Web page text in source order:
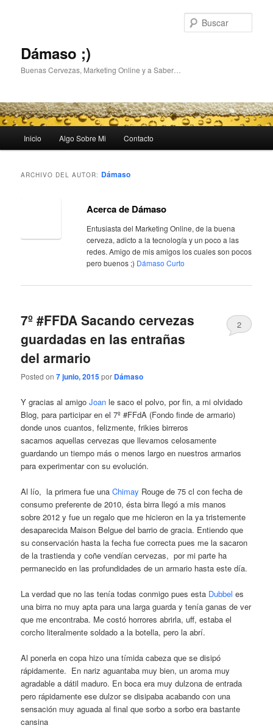
Dámaso ;)
Buenas Cervezas, Marketing Online y a Saber…
Ir
Ir
Inicio Algo Sobre Mi Contacto
ARCHIVO DEL AUTOR: Dámaso
Acerca de Dámaso
Entusiasta del Marketing Online, de la buena
cerveza, adicto a la tecnología y un poco a las
redes. Amigo de mis amigos los cuales son pocos
pero buenos ;) Dámaso Curto
7º #FFDA Sacando cervezas
guardadas en las entrañas
del armario
Posted on7 junio, 2015por Dámaso
2
Y gracias al amigoJoan le saco el polvo, por fin, a mi olvidado
Blog, para participar en el 7º #FFdA (Fondo finde de armario)
donde unos cuantos, felizmente, frikies birreros
sacamos aquellas cervezas que llevamos celosamente
guardando un tiempo más o menos largo en nuestros armarios
para experimentar con su evolución.
Al lío, la primera fue unaChimay Rouge de 75 cl con fecha de
consumo preferente de 2010, ésta birra llegó a mis manos
sobre 2012 y fue un regalo que me hicieron en la ya tristemente
desaparecida Maison Belgue del barrio de gracia. Entiendo que
su conservación hasta la fecha fue correcta pues me la sacaron
de la trastienda y coñe vendían cervezas, por mi parte ha
permanecido en las profundidades de un armario hasta este día.
La verdad que no las tenía todas conmigo pues esta Dubbel es
una birra no muy apta para una larga guarda y tenía ganas de ver
que me encontraba. Me costó horrores abrirla, uff, estaba el
corcho literalmente soldado a la botella, pero la abrí.
Al ponerla en copa hizo una tímida cabeza que se disipó
rápidamente. En nariz aguantaba muy bien, un aroma muy
agradable a dátil maduro. En boca era muy dulzona de entrada
pero rápidamente ese dulzor se disipaba acabando con una
sensación muy aguada al final que sorbo a sorbo era bastante
cansina